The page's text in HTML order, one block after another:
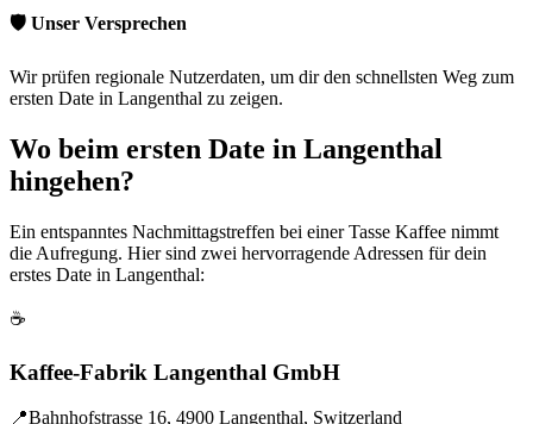
🛡️ Unser Versprechen
Wir prüfen regionale Nutzerdaten, um dir den schnellsten Weg zum
ersten Date in Langenthal zu zeigen.
Wo beim ersten Date in Langenthal
hingehen?
Ein entspanntes Nachmittagstreffen bei einer Tasse Kaffee nimmt
die Aufregung. Hier sind zwei hervorragende Adressen für dein
erstes Date in Langenthal:
☕
Kaffee-Fabrik Langenthal GmbH
📍Bahnhofstrasse 16, 4900 Langenthal, Switzerland